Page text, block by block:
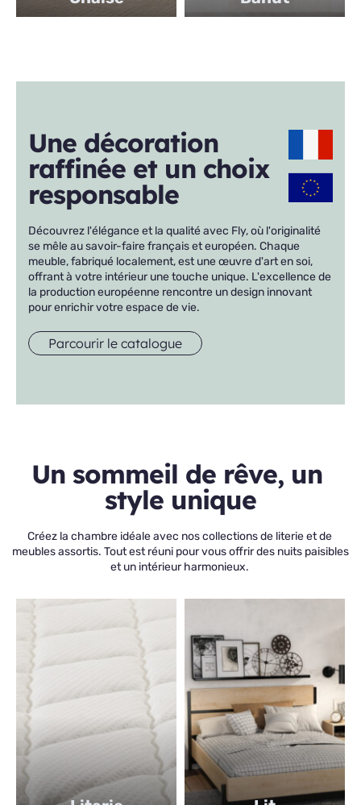
Une décoration
raffinée et un choix
responsable
Découvrez l'élégance et la qualité avec Fly, où l'originalité
se mêle au savoir-faire français et européen. Chaque
meuble, fabriqué localement, est une œuvre d'art en soi,
offrant à votre intérieur une touche unique. L'excellence de
la production européenne rencontre un design innovant
pour enrichir votre espace de vie.
Parcourir le catalogue
Un sommeil de rêve, un
style unique
Créez la chambre idéale avec nos collections de literie et de
meubles assortis. Tout est réuni pour vous offrir des nuits paisibles
et un intérieur harmonieux.